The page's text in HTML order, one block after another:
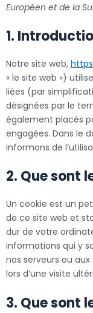
Européen et de la
1.
Notre site web,
« le site web »)
liées (par
désignées par le
également placés
engagées. Dans le
informons de
2. Que sont
Un cookie est un
de ce site web et
dur de votre
informations qui y
nos serveurs ou
lors d’une visite
3. Que sont